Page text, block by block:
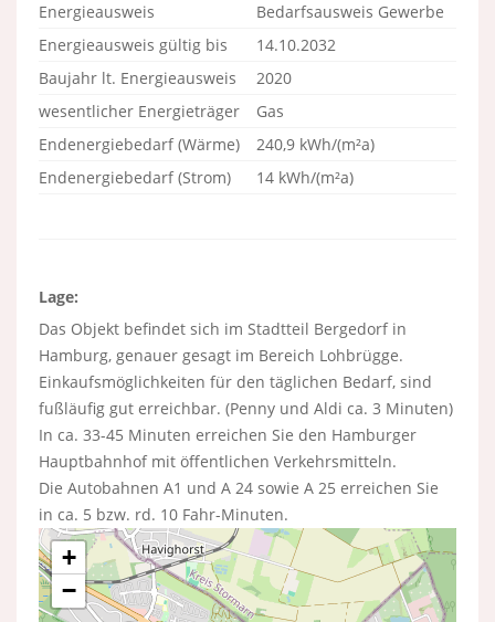
Energieausweis
Bedarfsausweis Gewerbe
Energieausweis gültig bis
14.10.2032
Baujahr lt. Energieausweis
2020
wesentlicher Energieträger
Gas
Endenergiebedarf (Wärme)
240,9 kWh/(m²a)
Endenergiebedarf (Strom)
14 kWh/(m²a)
Lage:
Das Objekt befindet sich im Stadtteil Bergedorf in
Hamburg, genauer gesagt im Bereich Lohbrügge.
Einkaufsmöglichkeiten für den täglichen Bedarf, sind
fußläufig gut erreichbar. (Penny und Aldi ca. 3 Minuten)
In ca. 33-45 Minuten erreichen Sie den Hamburger
Hauptbahnhof mit öffentlichen Verkehrsmitteln.
Die Autobahnen A1 und A 24 sowie A 25 erreichen Sie
in ca. 5 bzw. rd. 10 Fahr-Minuten.
+
−